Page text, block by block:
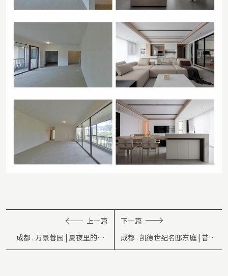
上一篇
成都 . 万景蓉园 | 夏夜里的梦 |
120㎡
下一篇
成都 . 凯德世纪名邸东庭 | 昔築
| 140㎡